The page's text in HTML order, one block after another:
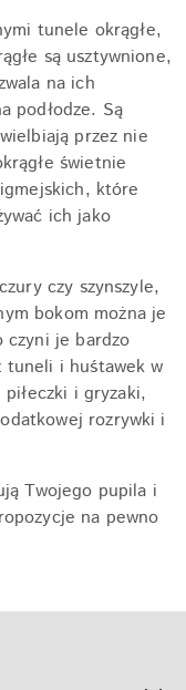
tunele okrągłe,
są usztywnione,
na ich
podłodze. Są
przez nie
świetnie
które
ich jako
czy szynszyle,
bokom można je
czyni je bardzo
tuneli i huśtawek w
i gryzaki,
rozrywki i
Twojego pupila i
na pewno